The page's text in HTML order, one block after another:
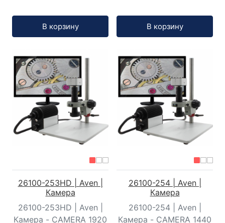
В корзину В корзину
26100-253HD | Aven |
Камера
26100-253HD | Aven |
Камера - CAMERA 1920
26100-254 | Aven |
Камера
26100-254 | Aven |
Камера - CAMERA 1440